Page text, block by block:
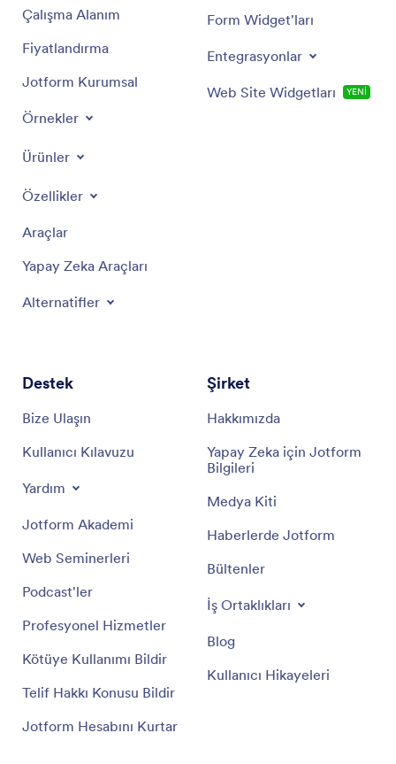
Çalışma Alanım
Fiyatlandırma
Jotform Kurumsal
Örnekler
Ürünler
Özellikler
Araçlar
Yapay Zeka Araçları
Alternatifler
Form Widget'ları
Entegrasyonlar
Web Site Widgetları YENİ
Destek
Bize Ulaşın
Kullanıcı Kılavuzu
Yardım
Jotform Akademi
Web Seminerleri
Podcast'ler
Profesyonel Hizmetler
Kötüye Kullanımı Bildir
Telif Hakkı Konusu Bildir
Jotform Hesabını Kurtar
Şirket
Hakkımızda
Yapay Zeka için Jotform
Bilgileri
Medya Kiti
Haberlerde Jotform
Bültenler
İş Ortaklıkları
Blog
Kullanıcı Hikayeleri